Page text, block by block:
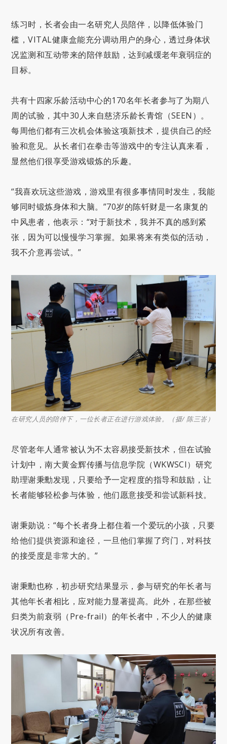
练习时，长者会由一名研究人员陪伴，以降低体验门
槛，VITAL健康盒能充分调动用户的身心，透过身体状
况监测和互动带来的陪伴鼓励，达到减缓老年衰弱症的
目标。
共有十四家乐龄活动中心的170名年长者参与了为期八
周的试验，其中30人来自慈济乐龄长青馆（SEEN）。
每周他们都有三次机会体验这项新技术，提供自己的经
验和意见。从长者们在拳击等游戏中的专注认真来看，
显然他们很享受游戏锻炼的乐趣。
“我喜欢玩这些游戏，游戏里有很多事情同时发生，我能
够同时锻炼身体和大脑。”70岁的陈钎财是一名康复的
中风患者，他表示：“对于新技术，我并不真的感到紧
张，因为可以慢慢学习掌握。如果将来有类似的活动，
我不介意再尝试。”
在研究人员的陪伴下，一位长者正在进行游戏体验。（摄/ 陈三峇）
尽管老年人通常被认为不太容易接受新技术，但在试验
计划中，南大黄金辉传播与信息学院（WKWSCI）研究
助理谢秉勳发现，只要给予一定程度的指导和鼓励，让
长者能够轻松参与体验，他们愿意接受和尝试新科技。
谢秉勋说：“每个长者身上都住着一个爱玩的小孩，只要
给他们提供资源和途径，一旦他们掌握了窍门，对科技
的接受度是非常大的。”
谢秉勳也称，初步研究结果显示，参与研究的年长者与
其他年长者相比，应对能力显著提高。此外，在那些被
归类为前衰弱（Pre-frail）的年长者中，不少人的健康
状况所有改善。